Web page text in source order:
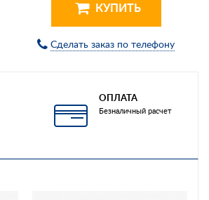
КУПИТЬ
Сделать заказ по телефону
ОПЛАТА
Безналичный расчет